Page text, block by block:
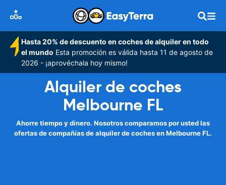
Hasta 20% de descuento en coches de alquiler en todo
el mundo Esta promoción es válida hasta 11 de agosto de
2026 - ¡aprovéchala hoy mismo!
Alquiler de coches
Melbourne FL
Ahorre tiempo y dinero. Nosotros comparamos por usted las
ofertas de compañías de alquiler de coches en Melbourne FL.